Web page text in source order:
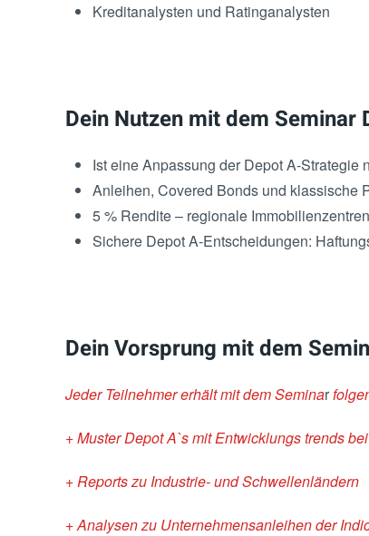
Kreditanalysten und Ratinganalysten
Dein Nutzen mit dem
Ist eine Anpassung der Depot A-Strategie
Anleihen, Covered Bonds und klassische
5 % Rendite – regionale
Sichere Depot A-Entscheidungen:
Dein Vorsprung mit dem
Jeder Teilnehmer erhält mit dem Seminar
+ Muster Depot A`s mit Entwicklungs trends
+ Reports zu Industrie- und Schwellenländern
+ Analysen zu Unternehmensanleihen der